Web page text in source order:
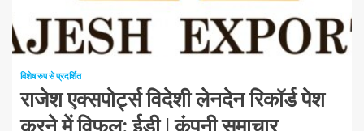
1 न्यूनतम पढ़ा
विशेष रुप से प्रदर्शित
राजेश एक्सपोर्ट्स विदेशी लेनदेन रिकॉर्ड पेश
करने में विफल: ईडी | कंपनी समाचार